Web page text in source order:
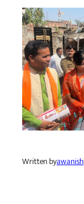
Written byawanish